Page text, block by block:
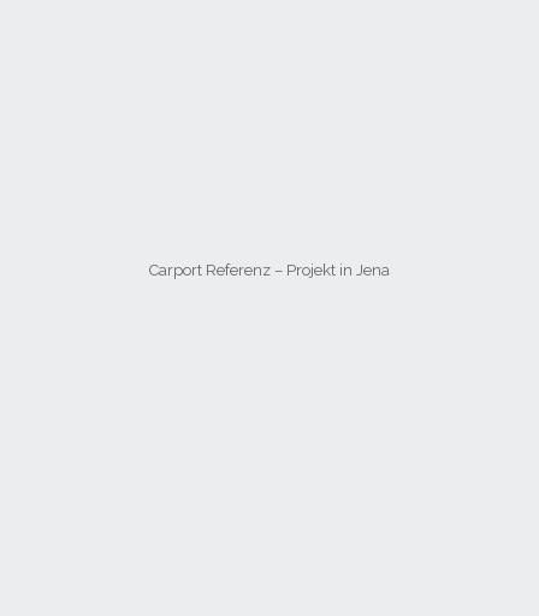
Carport Referenz – Projekt in Jena